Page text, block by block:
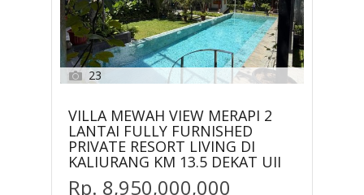
23
VILLA MEWAH VIEW MERAPI 2
LANTAI FULLY FURNISHED
PRIVATE RESORT LIVING DI
KALIURANG KM 13.5 DEKAT UII
Rp. 8,950,000,000